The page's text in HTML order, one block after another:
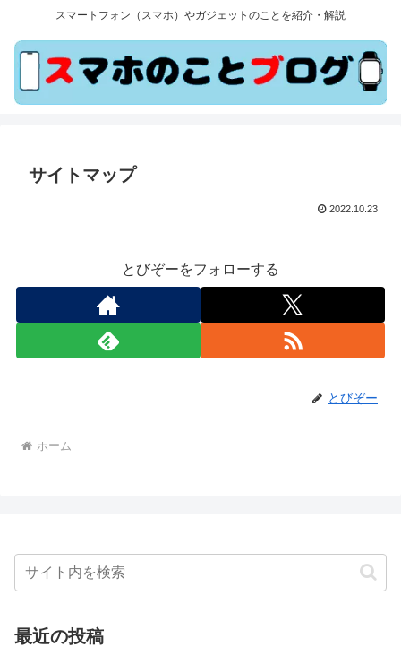
スマートフォン（スマホ）やガジェットのことを紹介・解説
サイトマップ
2022.10.23
とびぞーをフォローする
とびぞー
ホーム
最近の投稿